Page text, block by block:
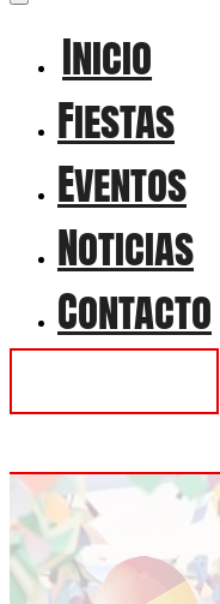
Inicio
Fiestas
Eventos
Noticias
Contacto